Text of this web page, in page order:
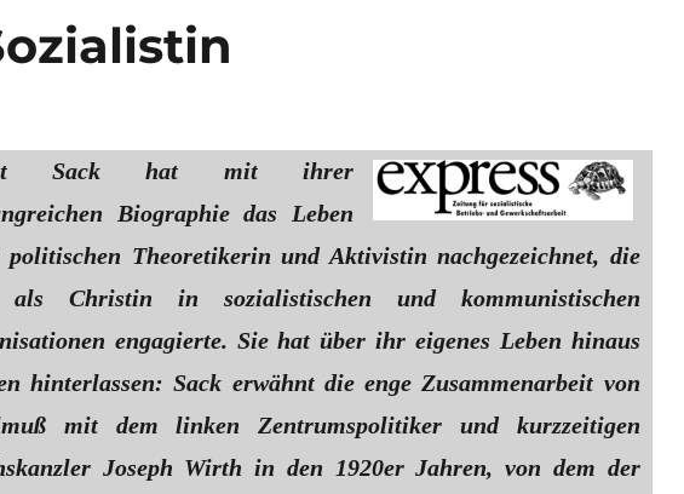
Sack hat mit ihrer
Biographie das Leben
politischen Theoretikerin und Aktivistin nachgezeichnet, die
Christin in sozialistischen und kommunistischen
engagierte. Sie hat über ihr eigenes Leben hinaus
hinterlassen: Sack erwähnt die enge Zusammenarbeit von
mit dem linken Zentrumspolitiker und kurzzeitigen
Joseph Wirth in den 1920er Jahren, von dem der